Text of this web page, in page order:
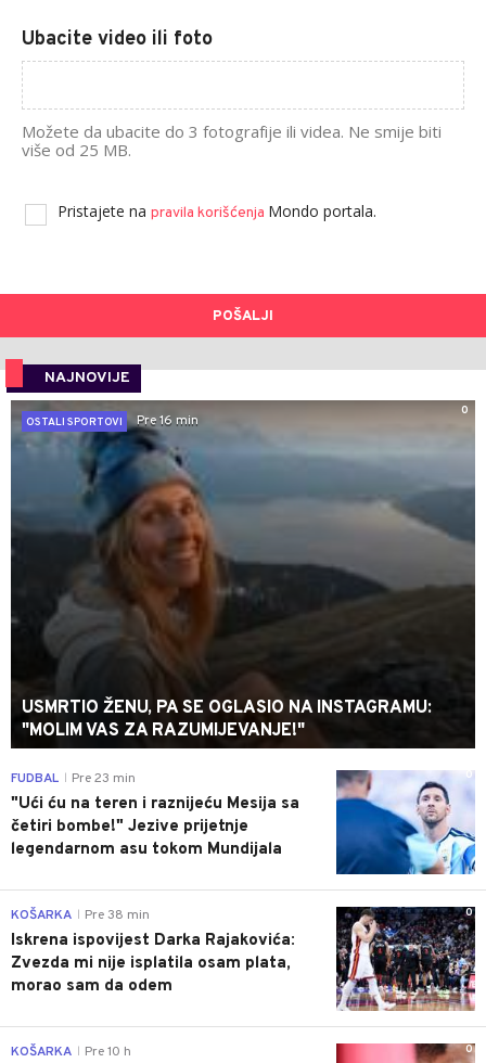
Ubacite video ili foto
Možete da ubacite do 3 fotografije ili videa. Ne smije biti
više od 25 MB.
Pristajete na pravila korišćenja Mondo portala.
POŠALJI
NAJNOVIJE
0
OSTALI SPORTOVI
Pre 16 min
USMRTIO ŽENU, PA SE OGLASIO NA INSTAGRAMU:
"MOLIM VAS ZA RAZUMIJEVANJE!"
0
FUDBAL Pre 23 min
"Ući ću na teren i raznijeću Mesija sa
četiri bombe!" Jezive prijetnje
legendarnom asu tokom Mundijala
0
KOŠARKA Pre 38 min
Iskrena ispovijest Darka Rajakovića:
Zvezda mi nije isplatila osam plata,
morao sam da odem
0
KOŠARKA Pre 10 h